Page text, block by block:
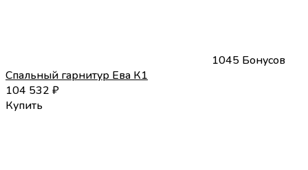
1045 Бонусов
Спальный гарнитур Ева К1
104 532 ₽
Купить